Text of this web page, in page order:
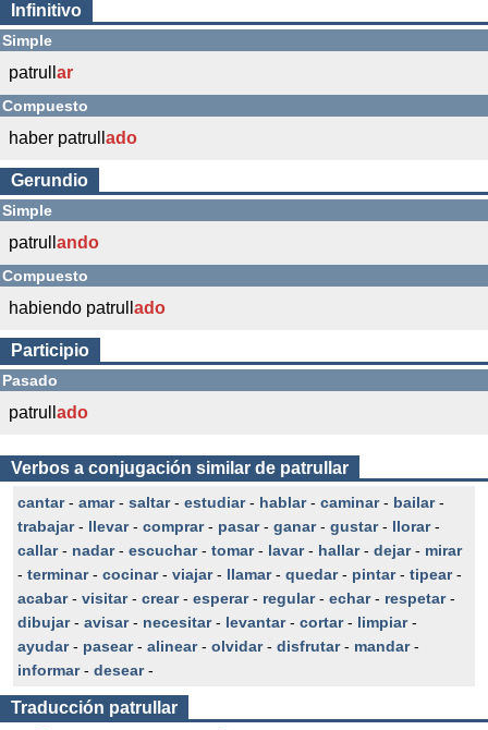
Infinitivo
Simple
patrull ar
Compuesto
haber patrull ado
Gerundio
Simple
patrull ando
Compuesto
habiendo patrull ado
Participio
Pasado
patrull ado
Verbos a conjugación similar de patrullar
cantar- amar- saltar- estudiar- hablar- caminar- bailar-
trabajar- llevar- comprar- pasar- ganar- gustar- llorar-
callar- nadar- escuchar- tomar- lavar- hallar- dejar- mirar
- terminar- cocinar- viajar- llamar- quedar- pintar- tipear-
acabar- visitar- crear- esperar- regular- echar- respetar-
dibujar- avisar- necesitar- levantar- cortar- limpiar-
ayudar- pasear- alinear- olvidar- disfrutar- mandar-
informar- desear-
Traducción patrullar